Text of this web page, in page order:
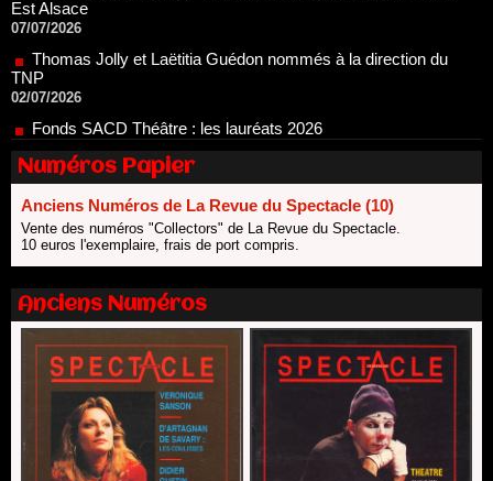
Thomas Jolly et Laëtitia Guédon nommés à la direction du
02/07/2026
Fonds SACD Théâtre : les lauréats 2026
Dispositif ARTCENA Écrire pour le cirque, les lauréats 2026 !
20/06/2026
18/06/2026
Les 10 lauréats du Fonds Grandes Formes Théâtre 2026
Nomination de Nathalie Garraud et Olivier Saccomano à la
direction du Théâtre de Gennevilliers - CDN
13/06/2026
Dispositif SACD Auteurs d'espaces : les lauréats 2026
18/03/2026
Numéros Papier
Anciens Numéros de La Revue du Spectacle (10)
Vente des numéros "Collectors" de La Revue du Spectacle.
10 euros l'exemplaire, frais de port compris.
Anciens Numéros